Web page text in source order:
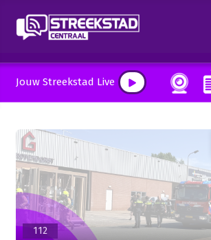
Jouw Streekstad Live
112